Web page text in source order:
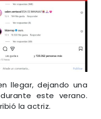
llegar, dejando una
este verano.
la actriz.